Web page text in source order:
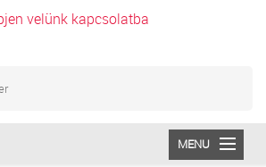
velünk kapcsolatba
MENU